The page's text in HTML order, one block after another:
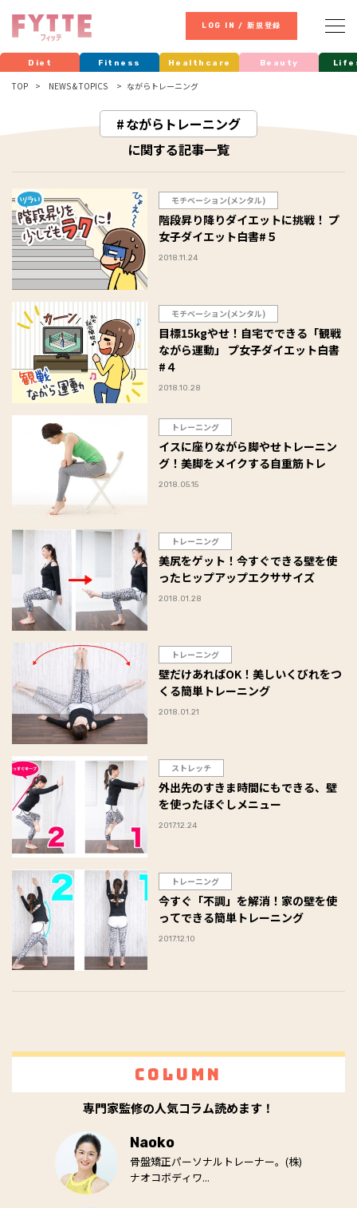
LOG IN / 新規登録
Diet Fitness Healthcare Beauty
TOP NEWS & TOPICS ながらトレーニング
ながらトレーニング
に関する記事一覧
モチベーション(メンタル)
階段昇り降りダイエットに挑戦！ プ
女子ダイエット白書#５
2018.11.24
モチベーション(メンタル)
目標15kgやせ！自宅でできる「観戦
ながら運動」 プ女子ダイエット白書
#４
2018.10.28
トレーニング
イスに座りながら脚やせトレーニン
グ！美脚をメイクする自重筋トレ
2018.05.15
トレーニング
美尻をゲット！今すぐできる壁を使
ったヒップアップエクササイズ
2018.01.28
トレーニング
壁だけあればOK！美しいくびれをつ
くる簡単トレーニング
2018.01.21
ストレッチ
外出先のすきま時間にもできる、壁
を使ったほぐしメニュー
2017.12.24
トレーニング
今すぐ「不調」を解消！家の壁を使
ってできる簡単トレーニング
2017.12.10
Column
専門家監修の人気コラム読めます！
Naoko
骨盤矯正パーソナルトレーナー。(株)
ナオコボディワ...